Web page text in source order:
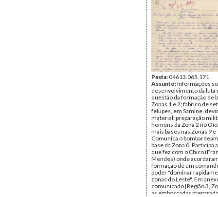
Pasta:04613.065.171
Assunto:Informações
desenvolvimento da luta
questão da formação de
Zonas 1 e 2; fabrico de
felupes, em Samine,
material; preparação
homens da Zona 2 no
mais bases nas Zonas 9 e
Comunica o
base da Zona 0. Participa
que fez com o Chico
Mendes) onde
formação de um
poder "dominar
zonas do Leste". Em
comunicado [Região 3,
as emboscadas